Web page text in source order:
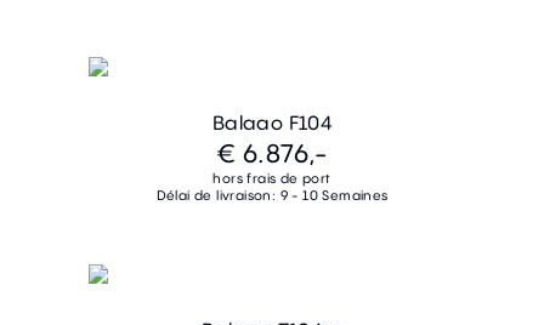
Balaao F104
€ 6.876,-
hors frais de port
Délai de livraison: 9 - 10 Semaines